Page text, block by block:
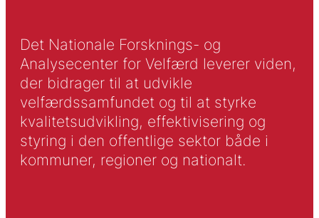
Det Nationale Forsknings- og
Analysecenter for Velfærd leverer viden,
der bidrager til at udvikle
velfærdssamfundet og til at styrke
kvalitetsudvikling, effektivisering og
styring i den offentlige sektor både i
kommuner, regioner og nationalt.